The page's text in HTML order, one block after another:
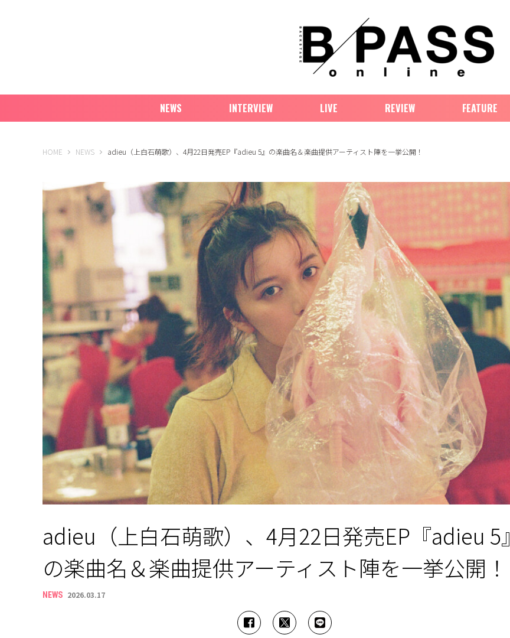
NEWS INTERVIEW LIVE REVIEW FEATURE
HOME B-PASS ONLINE
NEWS adieu（上白石萌歌）、4月22日発売EP『adieu 5』の楽曲名＆楽曲提供アーティスト陣を一挙公開！
adieu（上白石萌歌）、4月22日発売EP『adieu 5』
の楽曲名＆楽曲提供アーティスト陣を一挙公開！
NEWS 2026.03.17